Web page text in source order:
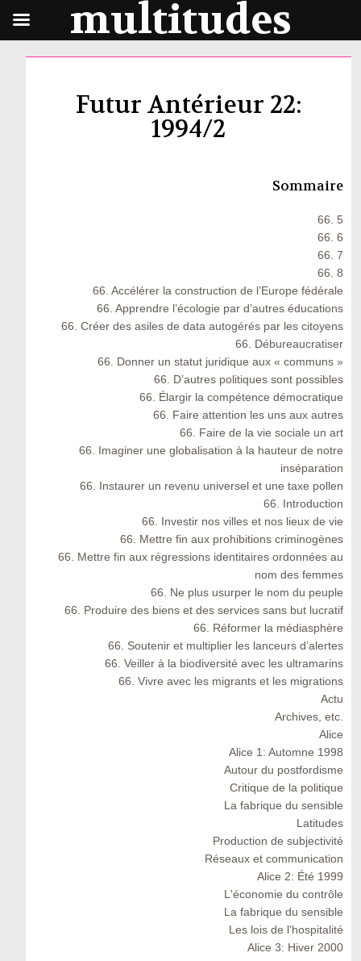
Futur Antérieur 22:
1994/2
Sommaire
66. 5
66. 6
66. 7
66. 8
66. Accélérer la construction de l’Europe fédérale
66. Apprendre l’écologie par d’autres éducations
66. Créer des asiles de data autogérés par les citoyens
66. Débureaucratiser
66. Donner un statut juridique aux « communs »
66. D’autres politiques sont possibles
66. Élargir la compétence démocratique
66. Faire attention les uns aux autres
66. Faire de la vie sociale un art
66. Imaginer une globalisation à la hauteur de notre
inséparation
66. Instaurer un revenu universel et une taxe pollen
66. Introduction
66. Investir nos villes et nos lieux de vie
66. Mettre fin aux prohibitions criminogènes
66. Mettre fin aux régressions identitaires ordonnées au
nom des femmes
66. Ne plus usurper le nom du peuple
66. Produire des biens et des services sans but lucratif
66. Réformer la médiasphère
66. Soutenir et multiplier les lanceurs d’alertes
66. Veiller à la biodiversité avec les ultramarins
66. Vivre avec les migrants et les migrations
Actu
Archives, etc.
Alice
Alice 1: Automne 1998
Autour du postfordisme
Critique de la politique
La fabrique du sensible
Latitudes
Production de subjectivité
Réseaux et communication
Alice 2: Été 1999
L'économie du contrôle
La fabrique du sensible
Les lois de l'hospitalité
Alice 3: Hiver 2000
multitudes